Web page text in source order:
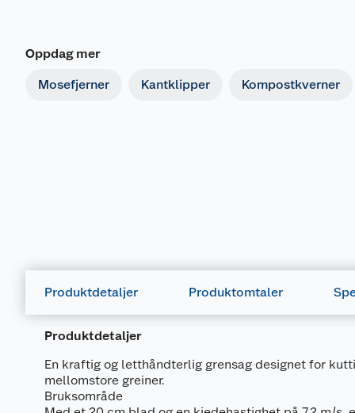
Oppdag mer
Mosefjerner Kantklipper Kompostkverner
Produktdetaljer Produktomtaler
Produktdetaljer
En kraftig og letthåndterlig grensag designet for
mellomstore greiner.
Bruksområde